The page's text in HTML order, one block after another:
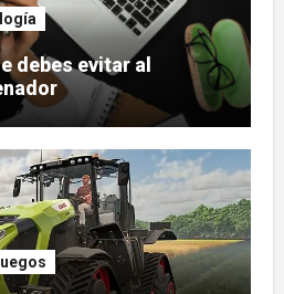
debes evitar al